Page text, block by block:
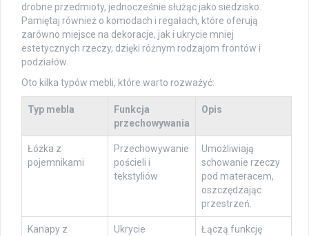
drobne przedmioty, jednocześnie służąc jako siedzisko.
Pamiętaj również o komodach i regałach, które oferują
zarówno miejsce na dekoracje, jak i ukrycie mniej
estetycznych rzeczy, dzięki różnym rodzajom frontów i
podziałów.
Oto kilka typów mebli, które warto rozważyć:
Typ mebla
Funkcja
przechowywania
Opis
Łóżka z
pojemnikami
Przechowywanie
pościeli i
tekstyliów
Umożliwiają
schowanie rzeczy
pod materacem,
oszczędzając
przestrzeń.
Kanapy z
Ukrycie
Łączą funkcję